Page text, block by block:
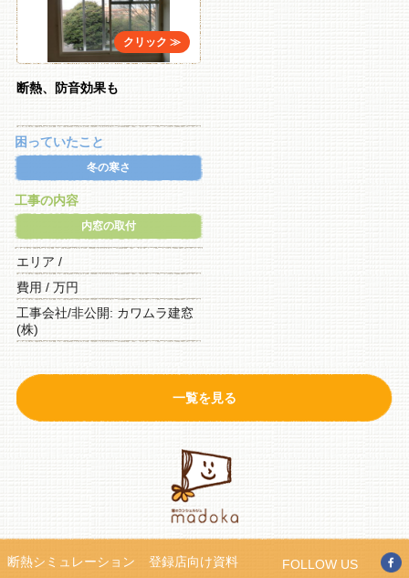
断熱、防音効果も
困っていたこと
冬の寒さ
工事の内容
内窓の取付
エリア /
費用 / 万円
工事会社/非公開: カワムラ建窓
(株)
一覧を見る
断熱シミュレーション 登録店向け資料 FOLLOW US